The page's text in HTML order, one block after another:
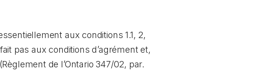
aux conditions 1.1, 2,
pas aux conditions d’agrément et,
de l’Ontario 347/02, par.